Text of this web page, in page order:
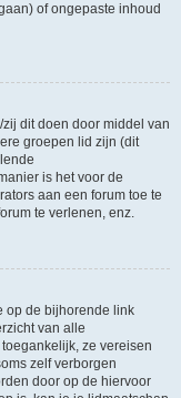
of ongepaste inhoud
dit doen door middel van
groepen lid zijn (dit
is het voor de
aan een forum toe te
te verlenen, enz.
op de bijhorende link
van alle
ze vereisen
zelf verborgen
door op de hiervoor